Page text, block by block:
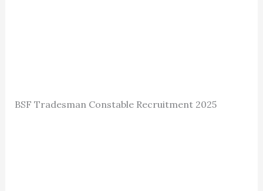
BSF Tradesman Constable Recruitment 2025